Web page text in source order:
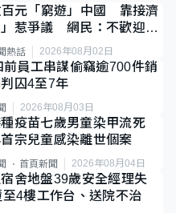
百元「窮遊」中國 靠接濟
」惹爭議 網民：不歡迎劣
熱話 2026年08月02日
員工串謀偷竊逾700件銷
囚4至7年
2026年08月03日
疫苗七歲男童染甲流死
宗兒童感染離世個案
首頁新聞 2026年08月04日
舍地盤39歲安全經理失
4樓工作台、送院不治